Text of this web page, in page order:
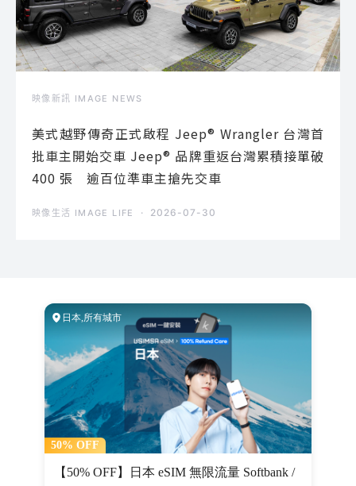
映像新訊 IMAGE NEWS
美式越野傳奇正式啟程 Jeep® Wrangler 台灣首
批車主開始交車 Jeep® 品牌重返台灣累積接單破
400 張 逾百位準車主搶先交車
映像生活 IMAGE LIFE 2026-07-30